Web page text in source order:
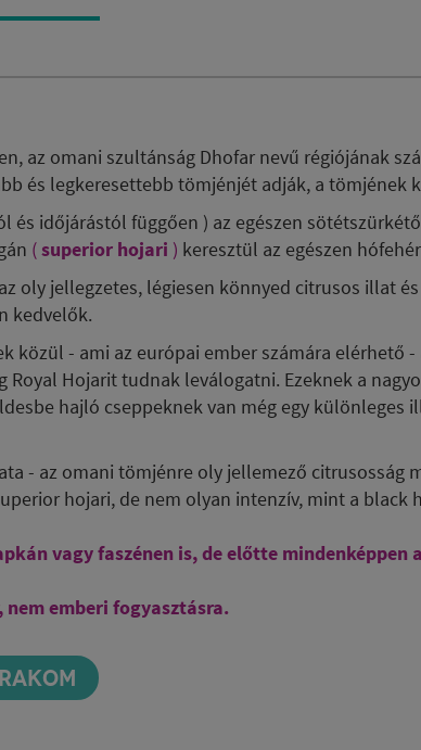
az omani szultánság Dhofar nevű régiójának
és legkeresettebb tömjénjét adják, a tömjének
és időjárástól függően ) az egészen
(superior hojari ) keresztül az egészen
oly jellegzetes, légiesen könnyed citrusos illat
kedvelők.
közül - ami az európai ember számára elérhető -
Royal Hojarit tudnak leválogatni. Ezeknek a
hajló cseppeknek van még egy különleges
- az omani tömjénre oly jellemező citrusosság
hojari, de nem olyan intenzív, mint a black
vagy faszénen is, de előtte mindenképpen
nem emberi fogyasztásra.